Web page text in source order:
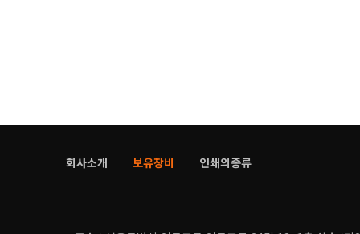
회사소개 보유장비 인쇄의종류